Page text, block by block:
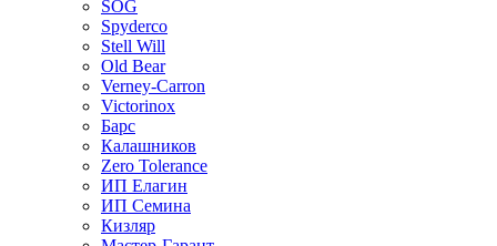
SOG
Spyderco
Stell Will
Old Bear
Verney-Carron
Victorinox
Барс
Калашников
Zero Tolerance
ИП Елагин
ИП Семина
Кизляр